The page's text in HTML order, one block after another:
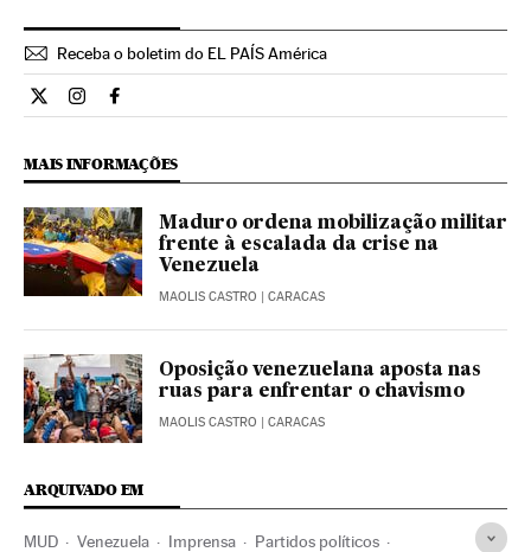
Receba o boletim do EL PAÍS América
Internacional El País Brasil en Twitter
Internacional El País Brasil en Instagram
Internacional El País Brasil en Facebook
MAIS INFORMAÇÕES
Maduro ordena mobilização militar
frente à escalada da crise na
Venezuela
MAOLIS CASTRO | CARACAS
Oposição venezuelana aposta nas
ruas para enfrentar o chavismo
MAOLIS CASTRO | CARACAS
ARQUIVADO EM
MUD Venezuela Imprensa Partidos políticos